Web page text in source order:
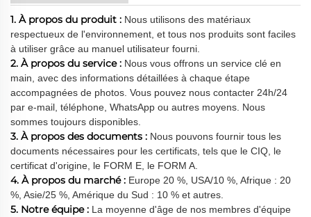
1. À propos du produit : Nous utilisons des matériaux
respectueux de l'environnement, et tous nos produits sont faciles
à utiliser grâce au manuel utilisateur fourni.
2. À propos du service : Nous vous offrons un service clé en
main, avec des informations détaillées à chaque étape
accompagnées de photos. Vous pouvez nous contacter 24h/24
par e-mail, téléphone, WhatsApp ou autres moyens. Nous
sommes toujours disponibles.
3. À propos des documents : Nous pouvons fournir tous les
documents nécessaires pour les certificats, tels que le CIQ, le
certificat d'origine, le FORM E, le FORM A.
4. À propos du marché : Europe 20 %, USA/10 %, Afrique : 20
%, Asie/25 %, Amérique du Sud : 10 % et autres.
5. Notre équipe : La moyenne d'âge de nos membres d'équipe